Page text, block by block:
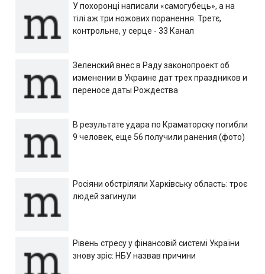
У похоронці написали «самогубець», а на
тілі аж три ножових поранення. Третє,
контрольне, у серце - 33 Канал
Зеленский внес в Раду законопроект об
изменении в Украине дат трех праздников и
переносе даты Рождества
В результате удара по Краматорску погибли
9 человек, еще 56 получили ранения (фото)
Росіяни обстріляли Харківську область: троє
людей загинули
Рівень стресу у фінансовій системі України
знову зріс: НБУ назвав причини